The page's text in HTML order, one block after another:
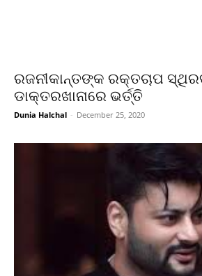
ରଜନୀକାନ୍ତଙ୍କ ରକ୍ତଚାପ
ଡାକ୍ତରଖାନାରେ ଭର୍ତ୍ତି
Dunia Halchal - December 25, 2020